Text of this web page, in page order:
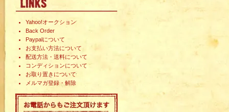
Yahoo!オークション
Back Order
Paypalについて
お支払い方法について
配送方法・送料について
コンディションについて
お取り置きについて
メルマガ登録・解除